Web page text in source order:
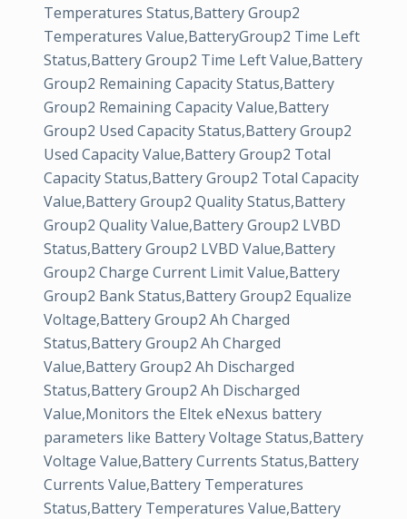
Temperatures Status,Battery Group2
Temperatures Value,BatteryGroup2 Time Left
Status,Battery Group2 Time Left Value,Battery
Group2 Remaining Capacity Status,Battery
Group2 Remaining Capacity Value,Battery
Group2 Used Capacity Status,Battery Group2
Used Capacity Value,Battery Group2 Total
Capacity Status,Battery Group2 Total Capacity
Value,Battery Group2 Quality Status,Battery
Group2 Quality Value,Battery Group2 LVBD
Status,Battery Group2 LVBD Value,Battery
Group2 Charge Current Limit Value,Battery
Group2 Bank Status,Battery Group2 Equalize
Voltage,Battery Group2 Ah Charged
Status,Battery Group2 Ah Charged
Value,Battery Group2 Ah Discharged
Status,Battery Group2 Ah Discharged
Value,Monitors the Eltek eNexus battery
parameters like Battery Voltage Status,Battery
Voltage Value,Battery Currents Status,Battery
Currents Value,Battery Temperatures
Status,Battery Temperatures Value,Battery